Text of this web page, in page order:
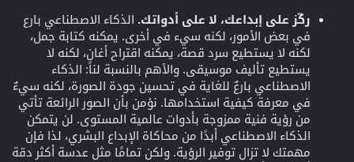
ركّز على إبداعك، لا على أدواتك. الذكاء الاصطناعي بارع
في بعض الأمور، لكنه سيء في أخرى. يمكنه كتابة جمل،
لكنه لا يستطيع سرد قصة، يمكنه اقتراح أغانٍ، لكنه لا
يستطيع تأليف موسيقى. والأهم بالنسبة لنا: الذكاء
الاصطناعي بارعٌ للغاية في تحسين جودة الصورة، لكنه سيءٌ
في معرفة كيفية استخدامها. نؤمن بأن الصور الرائعة تأتي
من رؤية فنية ممزوجة بأدوات عالمية المستوى. لن يتمكن
الذكاء الاصطناعي أبدًا من محاكاة الإبداع البشري، لذا فإن
مهمتك لا تزال توفير الرؤية. ولكن تمامًا مثل عدسة أكثر دقة